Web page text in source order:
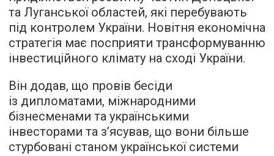
та Луганської областей, які перебувають
під контролем України. Новітня економічна
стратегія має посприяти трансформуванню
інвестиційного клімату на сході України.
Він додав, що провів бесіди
із дипломатами, міжнародними
бізнесменами та українськими
інвесторами та з’ясував, що вони більше
стурбовані станом української системи